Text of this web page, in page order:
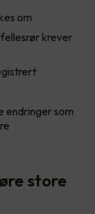
om
fellesrør krever
endringer som
store